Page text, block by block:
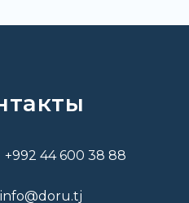
+992 44 600 38 88
info@doru.tj